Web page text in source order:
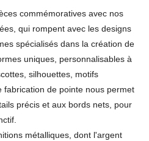
commémoratives avec nos
qui rompent avec les designs
spécialisés dans la création de
uniques, personnalisables à
silhouettes, motifs
de pointe nous permet
précis et aux bords nets, pour
métalliques, dont l'argent